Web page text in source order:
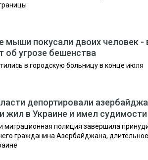
мыши покусали двоих человек -
об угрозе бешенства
в городскую больницу в конце июля
депортировали
жил в Украине и имел судимости
миграционная полиция завершила
гражданина Азербайджана,